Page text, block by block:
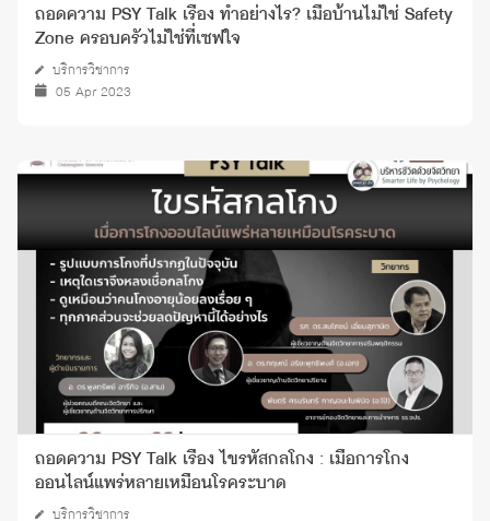
ถอดความ PSY Talk เรื่อง ทำอย่างไร? เมื่อบ้านไม่ใช่ Safety
Zone ครอบครัวไม่ใช่ที่เซฟใจ
บริการวิชาการ
05 Apr 2023
ถอดความ PSY Talk เรื่อง ไขรหัสกลโกง : เมื่อการโกง
ออนไลน์แพร่หลายเหมือนโรคระบาด
บริการวิชาการ